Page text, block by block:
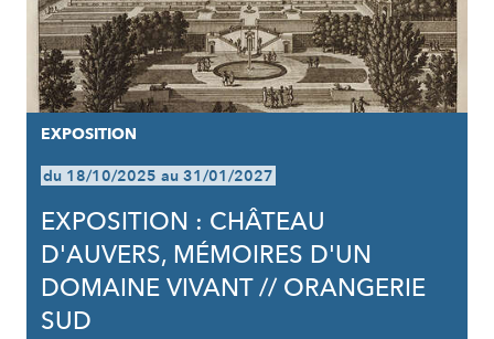
EXPOSITION
du 18/10/2025 au 31/01/2027
EXPOSITION : CHÂTEAU
D'AUVERS, MÉMOIRES D'UN
DOMAINE VIVANT // ORANGERIE
SUD